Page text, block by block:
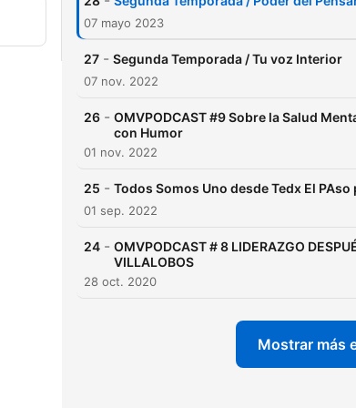
07 mayo 2023
27 - Segunda Temporada / Tu voz Interior
07 nov. 2022
26 - OMVPODCAST #9 Sobre la Salud
con Humor
01 nov. 2022
25 - Todos Somos Uno desde Tedx El
01 sep. 2022
24 - OMVPODCAST # 8 LIDERAZGO
VILLALOBOS
28 oct. 2020
Mostrar más